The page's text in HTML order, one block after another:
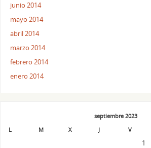
junio 2014
mayo 2014
abril 2014
marzo 2014
febrero 2014
enero 2014
septiembre 2023
L
M X J V
1